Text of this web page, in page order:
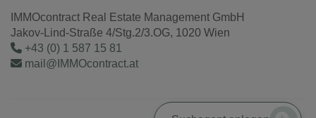
IMMOcontract Real Estate Management GmbH
Jakov-Lind-Straße 4/Stg.2/3.OG, 1020 Wien
+43 (0) 1 587 15 81
mail@IMMOcontract.at